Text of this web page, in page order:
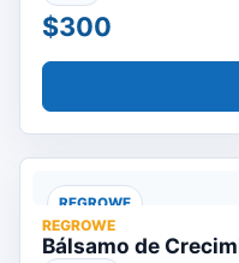
$300
REGROWE
REGROWE
Bálsamo de